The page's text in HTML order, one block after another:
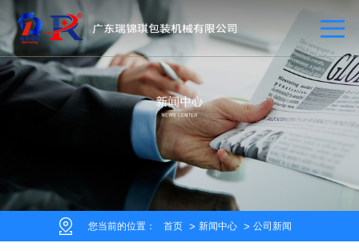
您当前的位置： 首页 新闻中心 公司新闻